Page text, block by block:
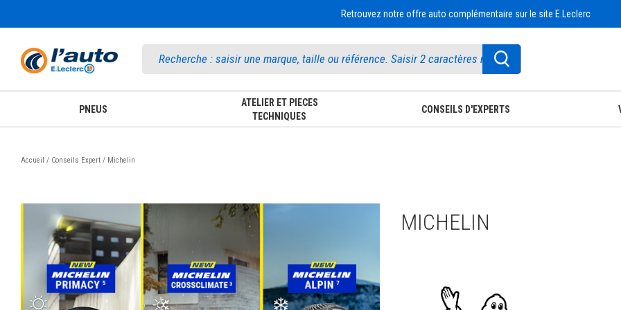
Retrouvez notre offre auto complémentaire sur le site E.Leclerc
PNEUS
ATELIER ET PIECES
TECHNIQUES
CONSEILS D'EXPERTS
Accueil / Conseils Expert / Michelin
MICHELIN